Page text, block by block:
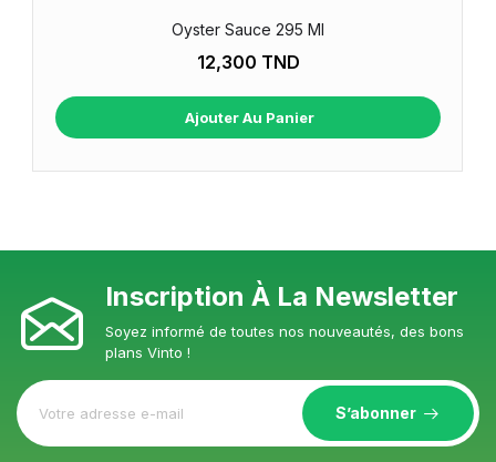
Oyster Sauce 295 Ml
12,300 TND
Ajouter Au Panier
Inscription À La Newsletter
Soyez informé de toutes nos nouveautés, des bons
plans Vinto !
S’abonner